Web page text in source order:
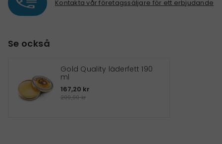
Kontakta vår företagssäljare för ett erbjudande
Se också
Gold Quality läderfett 190
ml
167,20 kr
209,00 kr